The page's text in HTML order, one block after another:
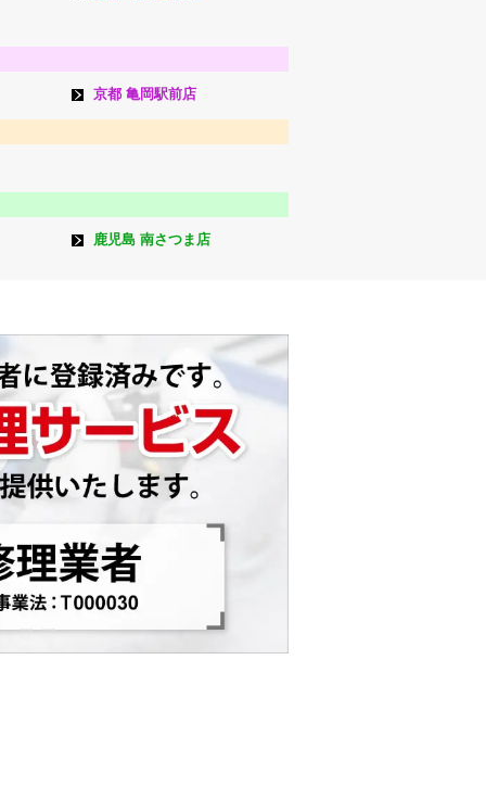
京都 亀岡駅前店
鹿児島 南さつま店